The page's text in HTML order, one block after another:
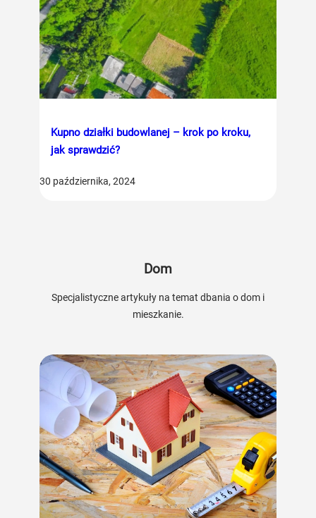
Kupno działki budowlanej – krok po kroku,
jak sprawdzić?
30 października, 2024
Dom
Specjalistyczne artykuły na temat dbania o dom i
mieszkanie.